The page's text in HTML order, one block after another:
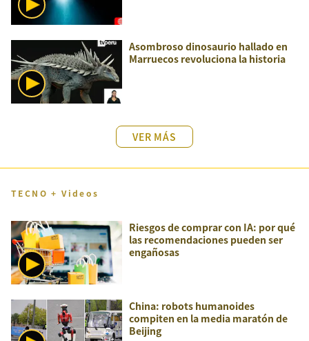
Asombroso dinosaurio hallado en
Marruecos revoluciona la historia
VER MÁS
TECNO + Videos
Riesgos de comprar con IA: por qué
las recomendaciones pueden ser
engañosas
China: robots humanoides
compiten en la media maratón de
Beijing